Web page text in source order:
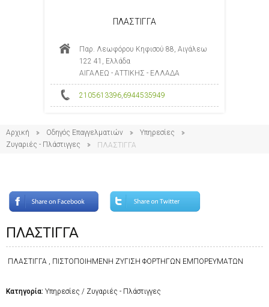
ΠΛΑΣΤΙΓΓΑ
Παρ. Λεωφόρου Κηφισού 88, Αιγάλεω
122 41, Ελλάδα
ΑΙΓΑΛΕΩ - ΑΤΤΙΚΗΣ - ΕΛΛΑΔΑ
2105613396,6944535949
Αρχική Οδηγός Επαγγελματιών
Υπηρεσίες
Ζυγαριές - Πλάστιγγες
ΠΛΑΣΤΙΓΓΑ
ΠΛΑΣΤΙΓΓΑ
ΠΛΑΣΤΙΓΓΑ , ΠΙΣΤΟΠΟΙΗΜΕΝΗ ΖΥΓΙΣΗ ΦΟΡΤΗΓΩΝ ΕΜΠΟΡΕΥΜΑΤΩΝ
Κατηγορία: Υπηρεσίες / Ζυγαριές - Πλάστιγγες